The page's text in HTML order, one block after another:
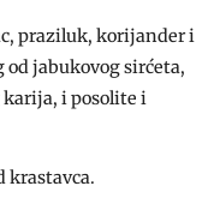
praziluk, korijander i
jabukovog sirćeta,
karija, i posolite i
krastavca.